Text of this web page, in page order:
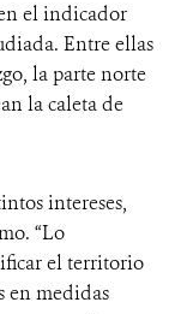
el indicador
Entre ellas
la parte norte
la caleta de
intereses,
“Lo
el territorio
en medidas